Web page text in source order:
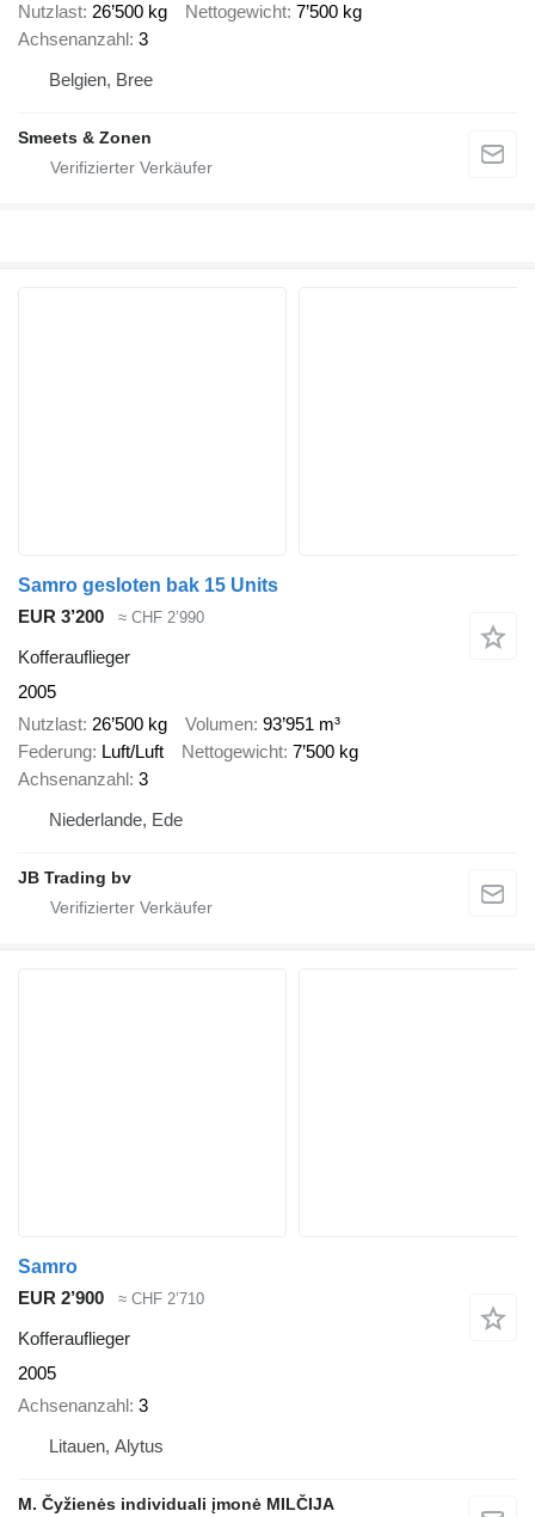
Nutzlast 26’500 kg Nettogewicht 7’500 kg
Achsenanzahl 3
Belgien, Bree
Smeets & Zonen
Samro gesloten bak 15 Units
EUR 3’200
≈ CHF 2’990
Kofferauflieger
2005
Nutzlast 26’500 kg Volumen 93’951 m³
Federung Luft/Luft Nettogewicht 7’500 kg
Achsenanzahl 3
Niederlande, Ede
JB Trading bv
Samro
EUR 2’900
≈ CHF 2’710
Kofferauflieger
2005
Achsenanzahl 3
Litauen, Alytus
M. Čyžienės individuali įmonė MILČIJA